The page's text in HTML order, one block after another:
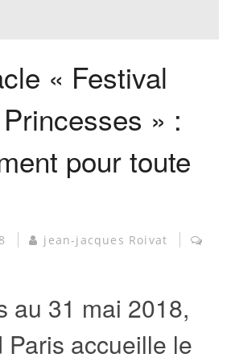
« Festival
» :
pour toute
jean-jacques Roivat
au 31 mai 2018,
Paris accueille le